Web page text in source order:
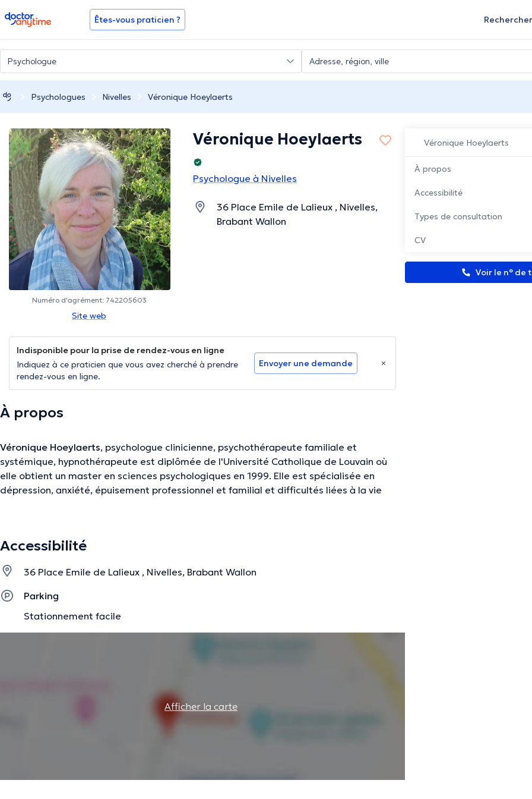
doctoranytime Êtes-vous praticien ? Rechercher
Psychologues Nivelles Véronique Hoeylaerts
Véronique Hoeylaerts
À propos
Accessibilité
Types de consultation
CV
Voir le n° de
Numéro d'agrément: 742205603
Site web
Véronique Hoeylaerts
Psychologue à Nivelles
36 Place Emile de Lalieux , Nivelles,
Brabant Wallon
Indisponible pour la prise de rendez-vous en ligne
Indiquez à ce praticien que vous avez cherché à prendre
rendez-vous en ligne.
Envoyer une demande
À propos
Véronique Hoeylaerts, psychologue clinicienne, psychothérapeute familiale et
systémique, hypnothérapeute est diplômée de l'Université Catholique de Louvain où
elle obtient un master en sciences psychologiques en 1999. Elle est spécialisée en
dépression, anxiété, épuisement professionnel et familial et difficultés liées à la vie
Accessibilité
36 Place Emile de Lalieux , Nivelles, Brabant Wallon
Parking
Stationnement facile
Afficher la carte